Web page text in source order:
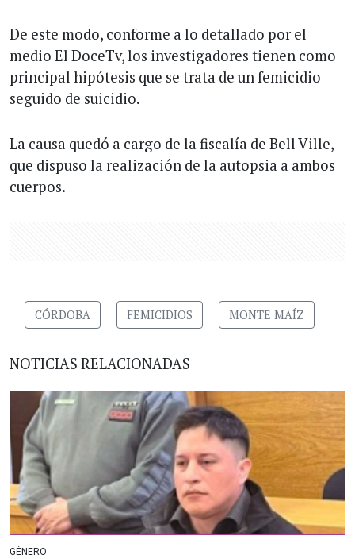
De este modo, conforme a lo detallado por el
medio El DoceTv, los investigadores tienen como
principal hipótesis que se trata de un femicidio
seguido de suicidio.
La causa quedó a cargo de la fiscalía de Bell Ville,
que dispuso la realización de la autopsia a ambos
cuerpos.
CÓRDOBA FEMICIDIOS MONTE MAÍZ
NOTICIAS RELACIONADAS
GÉNERO